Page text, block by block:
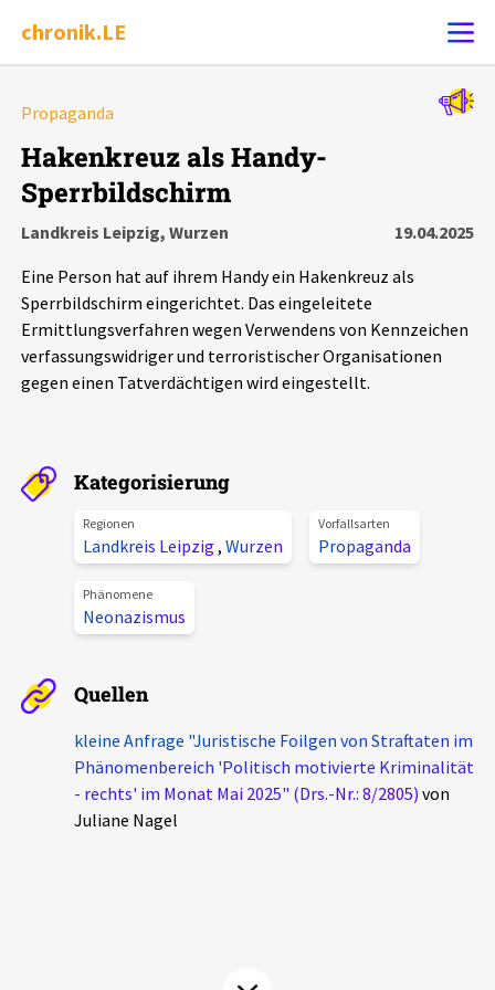
chronik.LE
Chronik
Leipziger Zustände
Schlaglichter
Aktuelles
Veranstaltungen
Podcasts
Über uns
Kontakt
Unterstützer_innen
chronik.LE in der Presse
Propaganda
Hakenkreuz als Handy-
Sperrbildschirm
Landkreis Leipzig, Wurzen
19.04.2025
Eine Person hat auf ihrem Handy ein Hakenkreuz als
Sperrbildschirm eingerichtet. Das eingeleitete
Ermittlungsverfahren wegen Verwendens von Kennzeichen
verfassungswidriger und terroristischer Organisationen
gegen einen Tatverdächtigen wird eingestellt.
Kategorisierung
Regionen
Landkreis Leipzig , Wurzen
Vorfallsarten
Propaganda
Phänomene
Neonazismus
Quellen
kleine Anfrage "Juristische Foilgen von Straftaten im
Phänomenbereich 'Politisch motivierte Kriminalität
- rechts' im Monat Mai 2025" (Drs.-Nr.: 8/2805) von
Juliane Nagel
Alle Ereignisse
Ereignisse
Ereignisse